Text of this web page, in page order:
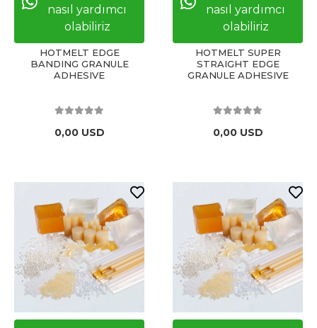
nasıl yardımcı
olabiliriz
HOTMELT EDGE
BANDING GRANULE
ADHESIVE
0,00 USD
nasıl yardımcı
olabiliriz
HOTMELT SUPER
STRAIGHT EDGE
GRANULE ADHESIVE
0,00 USD